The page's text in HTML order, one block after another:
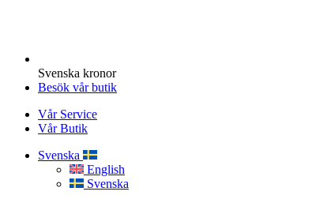
Svenska kronor
Besök vår butik
Vår Service
Vår Butik
Svenska
English
Svenska